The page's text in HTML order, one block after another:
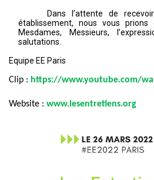
Dans l’attente de
établissement, nous vous prions
Mesdames, Messieurs,
salutations.
Equipe EE Paris
Clip : https://www.youtube.com/
Website : www.lesentretiens.org